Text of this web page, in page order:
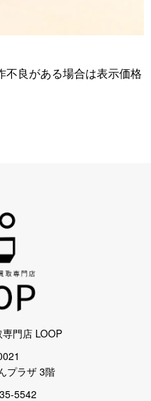
不良がある場合は表示価格
門店 LOOP
プラザ 3階
5542